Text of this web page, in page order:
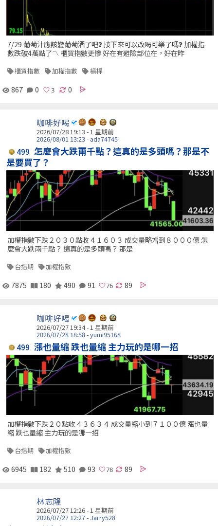
7/29 葡萄汁應該變葡萄酒了吧❓ 接下來可以改喝可樂了嗎❓ 加權指
數跌破4萬點了〽️ 櫃買指數更慘 好在有避險部位在，好在昨
櫃買指數 加權指數 槓桿
867 0 0
咖啡好喝
2026/07/28 19:13 - 1 星期前
2026/08/01 13:23 - ada74745
499 怎麼會大跌兩千點？這真的是多頭嗎？那是不
是要買了？
加權指數下跌２０３０點收４１６０３ 成交量略增到８０００億 怎
麼會大跌兩千點？ 這真的是多頭嗎？ 那是
台指期 加權指數
7875 180 490 91 89
咖啡好喝
2026/07/27 19:34 - 1 星期前
2026/07/28 18:58 - yumi95168
499 漲也量縮 跌也量縮 主力玩的是哪一招
加權指數下跌２０點收４３６３４ 成交量縮小到７１００億 漲也量
縮 跌也量縮 主力玩的是哪一招
台指期 加權指數
6945 182 510 93 89
林志隆
2026/07/27 12:26 - 1 星期前
2026/07/27 12:27 - Jarry528